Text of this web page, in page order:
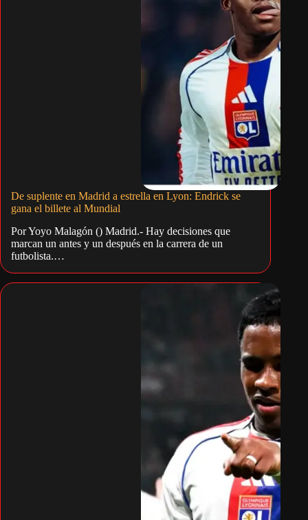
De suplente en Madrid a estrella en Lyon: Endrick se
gana el billete al Mundial
Por Yoyo Malagón () Madrid.- Hay decisiones que
marcan un antes y un después en la carrera de un
futbolista.…